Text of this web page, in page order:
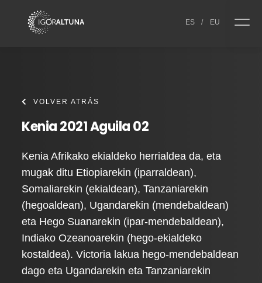
ES / EU
VOLVER ATRÁS
Kenia 2021 Aguila 02
Kenia Afrikako ekialdeko herrialdea da, eta
mugak ditu Etiopiarekin (iparraldean),
Somaliarekin (ekialdean), Tanzaniarekin
(hegoaldean), Ugandarekin (mendebaldean)
eta Hego Suanarekin (ipar-mendebaldean),
Indiako Ozeanoarekin (hego-ekialdeko
kostaldea). Victoria lakua hego-mendebaldean
dago eta Ugandarekin eta Tanzaniarekin